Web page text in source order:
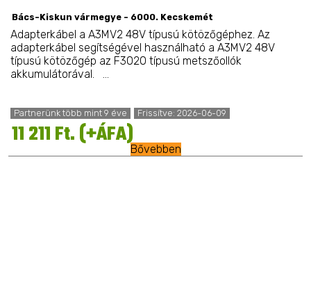
Bács-Kiskun vármegye - 6000. Kecskemét
Adapterkábel a A3MV2 48V típusú kötözőgéphez. Az
adapterkábel segítségével használható a A3MV2 48V
típusú kötözőgép az F3020 típusú metszőollók
akkumulátorával. ...
Partnerünk több mint 9 éve Frissítve: 2026-06-09
11 211 Ft. (+ÁFA)Bővebben